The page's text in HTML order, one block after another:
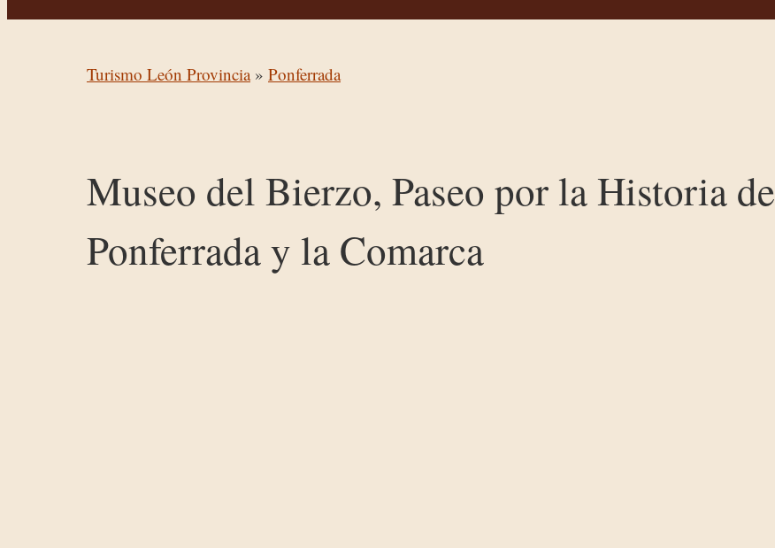
Turismo León Provincia» Ponferrada
Museo del Bierzo, Paseo por la Historia de
Ponferrada y la Comarca